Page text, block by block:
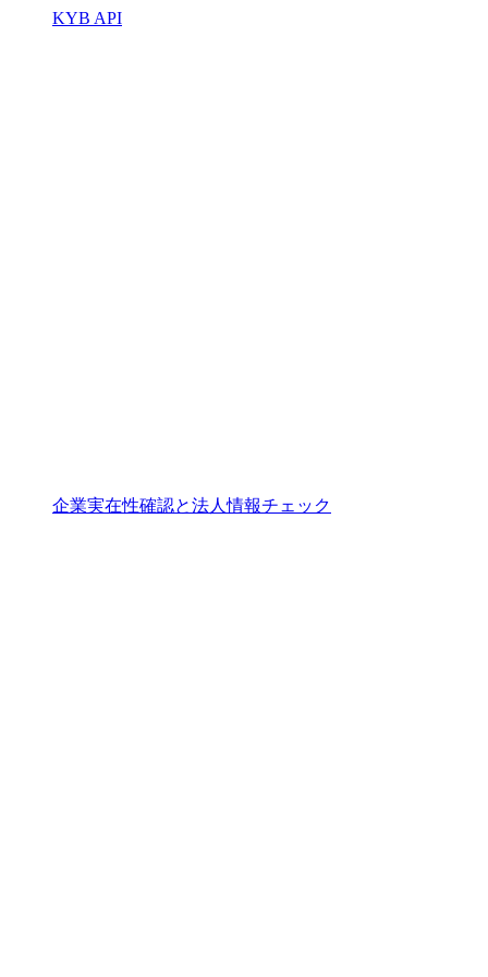
KYB API
企業実在性確認と法人情報チェック